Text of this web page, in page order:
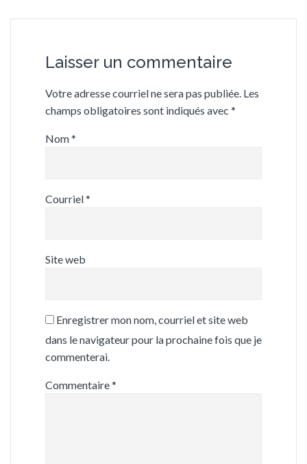
Laisser un commentaire
Votre adresse courriel ne sera pas publiée. Les
champs obligatoires sont indiqués avec *
Nom*
Courriel*
Site web
Enregistrer mon nom, courriel et site web
dans le navigateur pour la prochaine fois que je
commenterai.
Commentaire*